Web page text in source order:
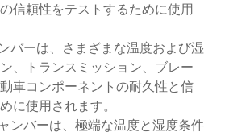
信頼性をテストするために使用
バーは、さまざまな温度および湿
、トランスミッション、ブレー
車コンポーネントの耐久性と信
に使用されます。
ンバーは、極端な温度と湿度条件